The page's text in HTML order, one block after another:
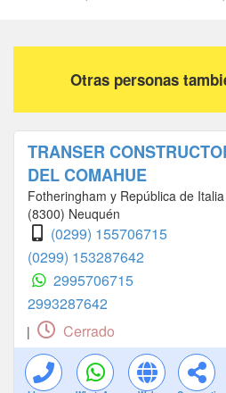
Otras personas
TRANSER
DEL COMAHUE
Fotheringham y República de
(8300) Neuquén
(0299) 155706715
(0299) 153287642
2995706715
2993287642
| Cerrado